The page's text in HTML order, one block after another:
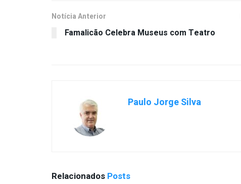
Notícia Anterior
Famalicão Celebra Museus com Teatro
Paulo Jorge Silva
Relacionados Posts